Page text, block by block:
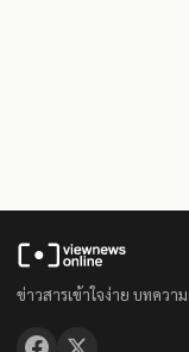
ข่าวสารเข้าใจง่าย บทควา